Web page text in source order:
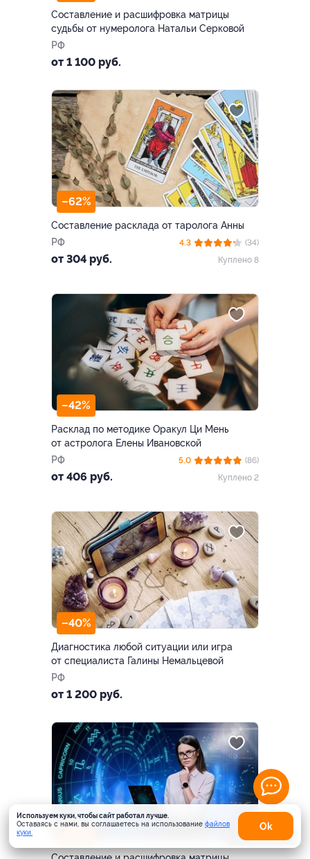
Составление и расшифровка матрицы
судьбы от нумеролога Натальи Серковой
РФ
от 1 100 руб.
–62%
Составление расклада от таролога Анны
РФ
от 304 руб.
4.3
(34)
Куплено 8
–42%
Расклад по методике Оракул Ци Мень
от астролога Елены Ивановской
РФ
от 406 руб.
5.0
(86)
Куплено 2
–40%
Диагностика любой ситуации или игра
от специалиста Галины Немальцевой
РФ
от 1 200 руб.
Используем куки, чтобы сайт работал лучше.
Оставаясь с нами, вы соглашаетесь на использование файлов
куки.
Оk